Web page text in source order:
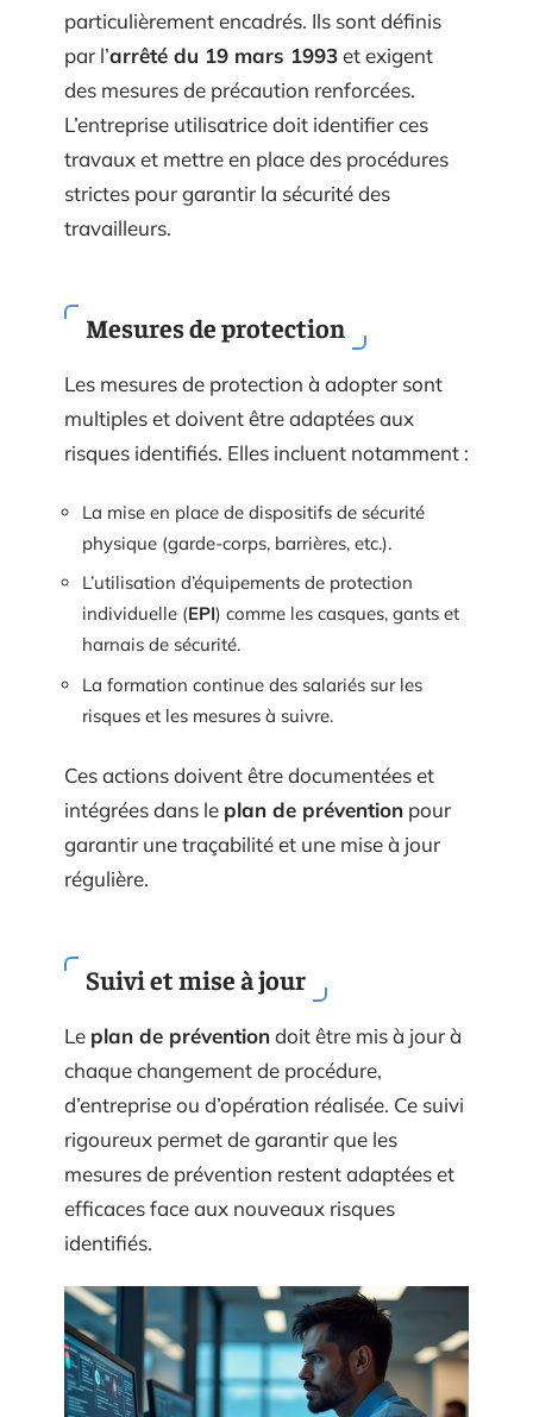
particulièrement encadrés. Ils sont définis
par l’arrêté du 19 mars 1993et exigent
des mesures de précaution renforcées.
L’entreprise utilisatrice doit identifier ces
travaux et mettre en place des procédures
strictes pour garantir la sécurité des
travailleurs.
Mesures de protection
Les mesures de protection à adopter sont
multiples et doivent être adaptées aux
risques identifiés. Elles incluent notamment :
La mise en place de dispositifs de sécurité
physique (garde-corps, barrières, etc.).
L’utilisation d’équipements de protection
individuelle (EPI) comme les casques, gants et
harnais de sécurité.
La formation continue des salariés sur les
risques et les mesures à suivre.
Ces actions doivent être documentées et
intégrées dans le plan de prévention pour
garantir une traçabilité et une mise à jour
régulière.
Suivi et mise à jour
Le plan de préventiondoit être mis à jour à
chaque changement de procédure,
d’entreprise ou d’opération réalisée. Ce suivi
rigoureux permet de garantir que les
mesures de prévention restent adaptées et
efficaces face aux nouveaux risques
identifiés.